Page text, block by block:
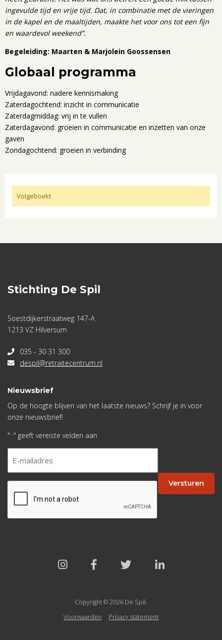
ingevulde tijd en vrije tijd. Dat, in combinatie met de vieringen
in de kapel en de maaltijden, maakte het voor ons tot een fijn
en waardevol weekend”.
Begeleiding: Maarten & Marjolein Goossensen
Globaal programma
Vrijdagavond: nadere kennismaking
Zaterdagochtend: inzicht in communicatie
Zaterdagmiddag: vrij in te vullen
Zaterdagavond: groeien in communicatie en inzetten van onze
gaven
Zondagochtend: groeien in verbinding
Volgeboekt
Stichting De Spil
Soestdijkerstraatweg 147-A
1213 VZ Hilversum
035 - 30 31 300
despil@retraitecentrum.nl
Nieuwsbrief
Op de hoogte blijven van het laatste nieuws? Schrijf je in voor
onze nieuwsbrief!
"*" geeft vereiste velden aan
* Versturen
Copyright © 2026 De Spil.
Voorwaarden
Privacy statement